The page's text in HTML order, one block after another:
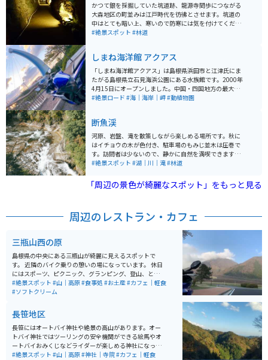
かつて銀を採掘していた坑道跡、龍源寺間歩につながる
大森地区の町並みは江戸時代を彷彿とさせます。坑道の
中はとても暗い上、寒いので防寒には気を付けてくださ
い。銀を採掘するための細い道が数多く見られます。車
#絶景スポット #林道
しまね海洋館 アクアス
「しまね海洋館アクアス」は島根県浜田市と江津氏にま
たがる島根県立石見海浜公園にある水族館です。2000年
4月15日にオープンしました。中国・四国地方の最大級
の水族館です。シロイルカがいる珍しい水族館というこ
るのがこの「しまね海洋館アクアス」です。バブルリン
グで遊ぶシロイルカがいるのが非常に魅力的です。二輪
専用の駐車場もあるのでバイクで訪れても安心の場所で
す。
#絶景ロード #海｜海岸｜岬#動植物園
断魚渓
河原、岩盤、滝を散策しながら楽しめる場所です。秋に
はイチョウの木が色付き、駐車場のもみじ並木は圧巻で
す。訪問者は少ないので、静かに自然を満喫できます。
また目的地までの信号も少ないので、自然を楽しみなが
#絶景スポット #湖｜川｜滝#林道
「周辺の景色が綺麗なスポット」をもっと見る
周辺のレストラン・カフェ
三瓶山西の原
島根県の中央にある三瓶山が綺麗に見えるスポットで
す。 近隣のバイク乗りの憩いの場になっています。 休日
にはスポーツ、ピクニック、グランピング、登山、と
色々な事をしてる人がいます。 駐車場は広く近くにはお
店（山の駅）もあるので便利です。いい休憩ポイントで
#絶景スポット #山｜高原#食事処 #お土産#カフェ｜軽食
#ソフトクリーム
長笹地区
長笹にはオートバイ神社や絶景の高山があります。オー
トバイ神社ではツーリングの安全機関ができる絵馬やオ
ートバイおみくじなどライダーが楽しめる神社になって
います。無料で使える足湯もあり、ツーリングの疲れを
#絶景スポット #山｜高原#神社｜寺院#カフェ｜軽食